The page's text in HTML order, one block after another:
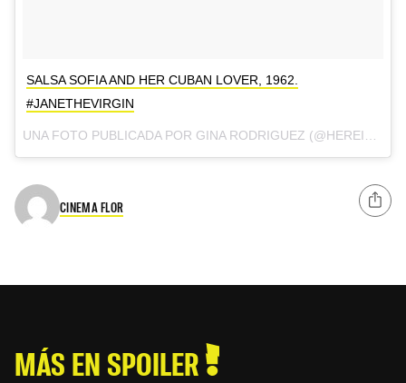
SALSA SOFIA AND HER CUBAN LOVER, 1962.
#JANETHEVIRGIN
CINEMA FLOR
MÁS EN SPOILER